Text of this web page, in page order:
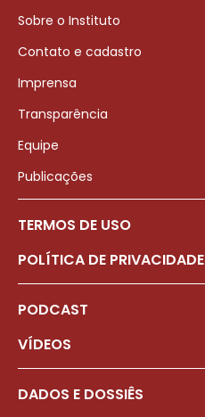
Sobre o Instituto
Contato e cadastro
Imprensa
Transparência
Equipe
Publicações
TERMOS DE USO
POLÍTICA DE PRIVACIDADE
PODCAST
VÍDEOS
DADOS E DOSSIÊS